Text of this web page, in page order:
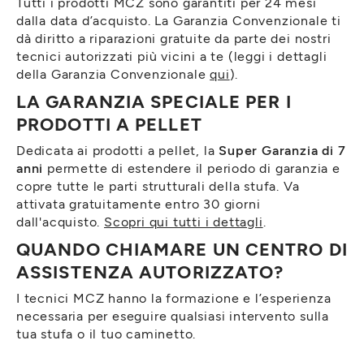
dalla data d’acquisto. La Garanzia Convenzionale ti
dà diritto a riparazioni gratuite da parte dei nostri
tecnici autorizzati più vicini a te (leggi i dettagli
della Garanzia Convenzionalequi).
LA GARANZIA SPECIALE PER I
PRODOTTI A PELLET
Dedicata ai prodotti a pellet, la Super Garanzia di 7
anni permette di estendere il periodo di garanzia e
copre tutte le parti strutturali della stufa. Va
attivata gratuitamente entro 30 giorni
dall'acquisto. Scopri qui tutti i dettagli
QUANDO CHIAMARE UN CENTRO DI
ASSISTENZA AUTORIZZATO?
I tecnici MCZ hanno la formazione e l’esperienza
necessaria per eseguire qualsiasi intervento sulla
tua stufa o il tuo caminetto.